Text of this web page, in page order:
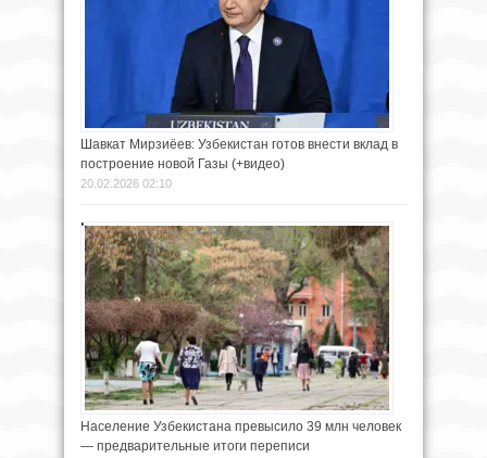
Шавкат Мирзиёев: Узбекистан готов внести вклад в
построение новой Газы (+видео)
20.02.2026 02:10
Население Узбекистана превысило 39 млн человек
— предварительные итоги переписи